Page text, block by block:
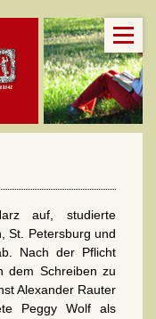
auf, studierte
St. Petersburg und
Nach der Pflicht
dem Schreiben zu
Alexander Rauter
Peggy Wolf als